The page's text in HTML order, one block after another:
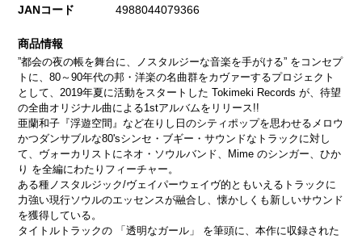
JANコード
4988044079366
商品情報
”都会の夜の帳を舞台に、ノスタルジーな音楽を手がける” をコンセプ
トに、80～90年代の邦・洋楽の名曲群をカヴァーするプロジェクト
として、2019年夏に活動をスタートした Tokimeki Records が、待望
の全曲オリジナル曲による1stアルバムをリリース!!
亜蘭和子『浮遊空間』など在りし日のシティポップを思わせるメロウ
かつダンサブルな80'sシンセ・ブギー・サウンドなトラックに対し
て、ヴォーカリストにネオ・ソウルバンド、Mime のシンガー、ひか
り を全編にわたりフィーチャー。
ある種ノスタルジック/ヴェイパーウェイヴ的ともいえるトラックに
力強い現行ソウルのエッセンスが融合し、懐かしくも新しいサウンド
を獲得している。
タイトルトラックの 「透明なガール」 を筆頭に、本作に収録された